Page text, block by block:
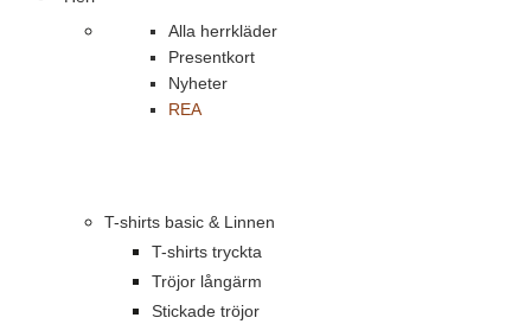
Alla herrkläder
Presentkort
Nyheter
REA
T-shirts basic & Linnen
T-shirts tryckta
Tröjor långärm
Stickade tröjor